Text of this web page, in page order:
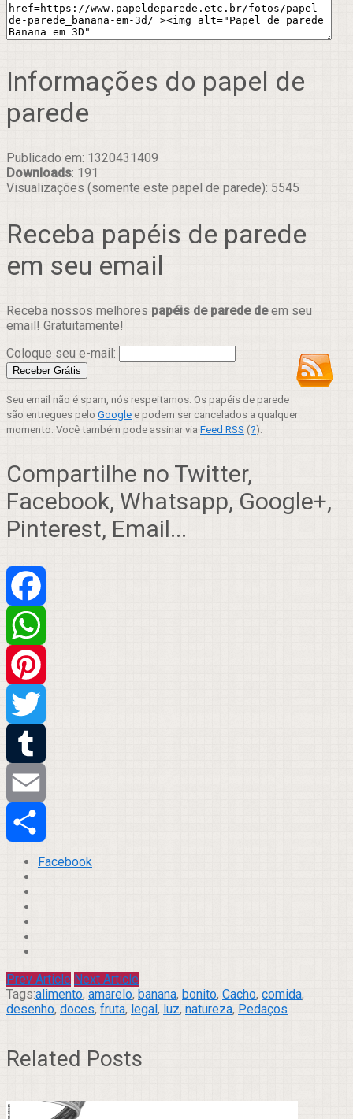
Informações do papel de
parede
Publicado em: 1320431409
Downloads: 191
Visualizações (somente este papel de parede): 5545
Receba papéis de parede
em seu email
Receba nossos melhores papéis de parede deem seu
email! Gratuitamente!
Coloque seu e-mail:
Seu email não é spam, nós respeitamos. Os papéis de parede
são entregues pelo Google e podem ser cancelados a qualquer
momento. Você também pode assinar via Feed RSS (?).
Compartilhe no Twitter,
Facebook, Whatsapp, Google+,
Pinterest, Email...
Facebook
WhatsApp
Pinterest
Twitter
Tumblr
Email
Compartilhar
Facebook
Prev Article Next Article
Tags:alimento, amarelo, banana, bonito, Cacho, comida,
desenho, doces, fruta, legal, luz, natureza, Pedaços
Related Posts